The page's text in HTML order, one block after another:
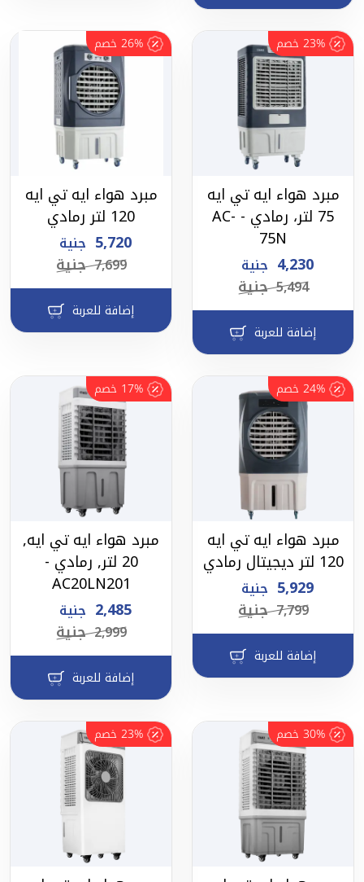
23% خصم
مبرد هواء ايه تي ايه
75 لتر، رمادي - AC-
75N
4,230 جنية
5,494 جنية
إضافة للعربة
26% خصم
مبرد هواء ايه تي ايه
120 لتر رمادي
5,720 جنية
7,699 جنية
إضافة للعربة
24% خصم
مبرد هواء ايه تي ايه
120 لتر ديجيتال رمادي
5,929 جنية
7,799 جنية
إضافة للعربة
17% خصم
مبرد هواء ايه تي ايه,
20 لتر, رمادي -
AC20LN201
2,485 جنية
2,999 جنية
إضافة للعربة
30% خصم 23% خصم